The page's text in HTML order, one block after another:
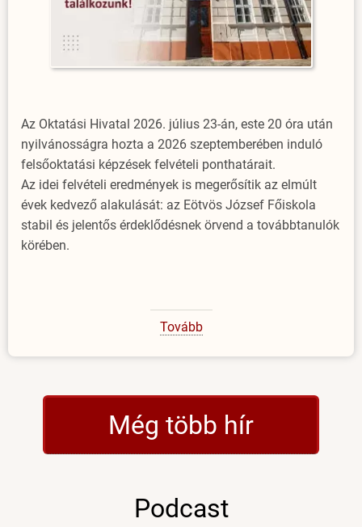
Az Oktatási Hivatal 2026. július 23-án, este 20 óra után
nyilvánosságra hozta a 2026 szeptemberében induló
felsőoktatási képzések felvételi ponthatárait.
Az idei felvételi eredmények is megerősítik az elmúlt
évek kedvező alakulását: az Eötvös József Főiskola
stabil és jelentős érdeklődésnek örvend a továbbtanulók
körében.
Tovább(Idén
az
Még több hír
Podcast